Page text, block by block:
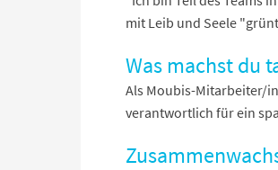
mit Leib und Seele
Was machst du
Als Moubis-Mitarbeiter/
verantwortlich für ein